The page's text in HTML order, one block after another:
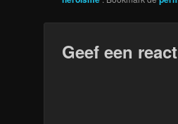
Geef een